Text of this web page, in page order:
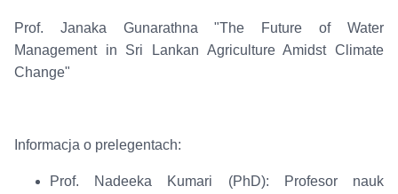
Prof. Janaka Gunarathna "The Future of Water
Management in Sri Lankan Agriculture Amidst Climate
Change"
Informacja o prelegentach:
Prof. Nadeeka Kumari (PhD): Profesor nauk